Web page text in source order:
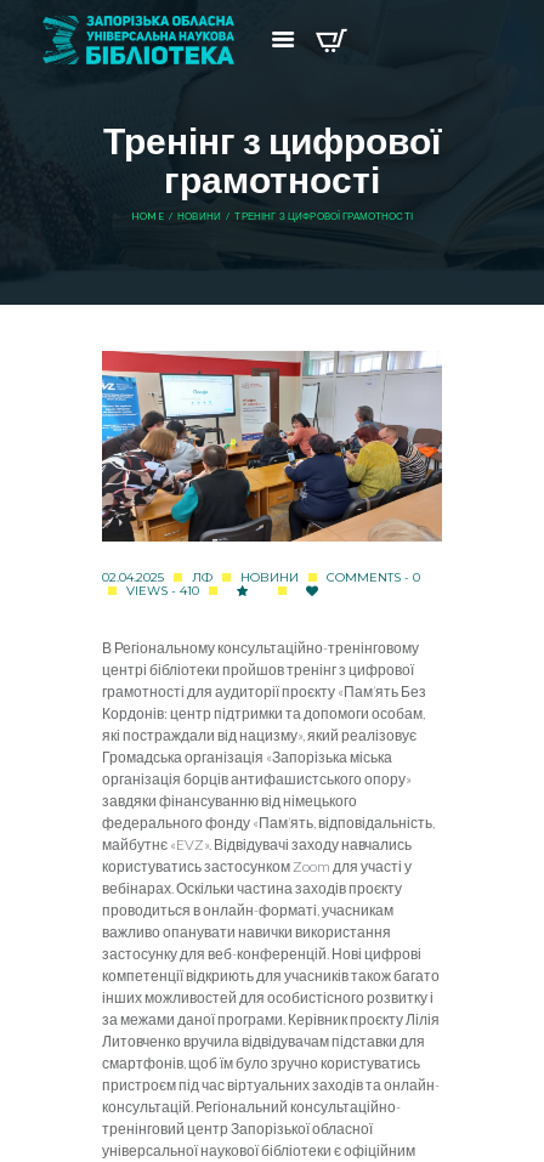
Тренінг з цифрової
грамотності
HOME НОВИНИ ТРЕНІНГ З ЦИФРОВОЇ ГРАМОТНОСТІ
02.04.2025 ЛФ НОВИНИ
COMMENTS - 0
VIEWS - 410
В Регіональному консультаційно-тренінговому
центрі бібліотеки пройшов тренінг з цифрової
грамотності для аудиторії проєкту «Пам’ять Без
Кордонів: центр підтримки та допомоги особам,
які постраждали від нацизму», який реалізовує
Громадська організація «Запорізька міська
організація борців антифашистського опору»
завдяки фінансуванню від німецького
федерального фонду «Пам’ять, відповідальність,
майбутнє «EVZ». Відвідувачі заходу навчались
користуватись застосункомZoom для участі у
вебінарах. Оскільки частина заходів проєкту
проводиться в онлайн-форматі, учасникам
важливо опанувати навички використання
застосунку для веб-конференцій. Нові цифрові
компетенції відкриють для учасників також багато
інших можливостей для особистісного розвитку і
за межами даної програми. Керівник проєкту Лілія
Литовченко вручила відвідувачам підставки для
смартфонів, щоб їм було зручно користуватись
пристроєм під час віртуальних заходів та онлайн-
консультацій. Регіональний консультаційно-
тренінговий центр Запорізької обласної
універсальної наукової бібліотеки є офіційним